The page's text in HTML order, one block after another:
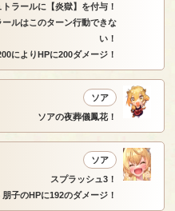
ラールに【炎獄】を付与！
ルはこのターン行動できな
い！
によりHPに200ダメージ！
ソア
ソアの夜葬儀鳳花！
ソア
スプラッシュ3！
朋子のHPに192のダメージ！